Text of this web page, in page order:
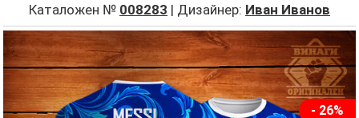
Каталожен № 008283 | Дизайнер: Иван Иванов
- 26%